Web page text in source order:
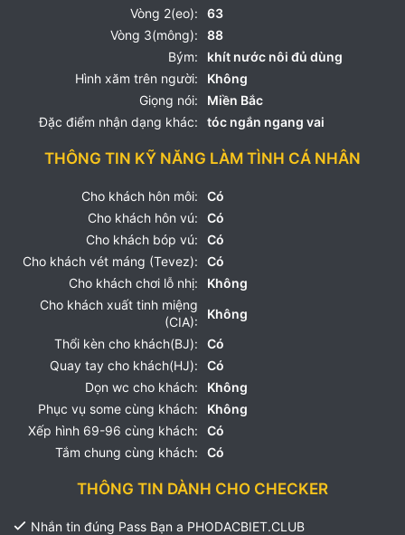
Vòng 2(eo):
63
Vòng 3(mông):
88
Bým:
khít nước nôi đủ dùng
Hình xăm trên người:
Không
Giọng nói:
Miền Bắc
Đặc điểm nhận dạng khác:
tóc ngắn ngang vai
THÔNG TIN KỸ NĂNG LÀM TÌNH CÁ NHÂN
Cho khách hôn môi:
Có
Cho khách hôn vú:
Có
Cho khách bóp vú:
Có
Cho khách vét máng (Tevez):
Có
Cho khách chơi lỗ nhị:
Không
Cho khách xuất tinh miệng
(CIA):
Không
Thổi kèn cho khách(BJ):
Có
Quay tay cho khách(HJ):
Có
Dọn wc cho khách:
Không
Phục vụ some cùng khách:
Không
Xếp hình 69-96 cùng khách:
Có
Tắm chung cùng khách:
Có
THÔNG TIN DÀNH CHO CHECKER
Nhắn tin đúng Pass Bạn a PHODACBIET.CLUB